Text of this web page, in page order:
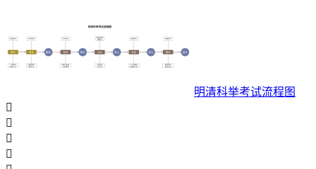
明清科举考试流程图



